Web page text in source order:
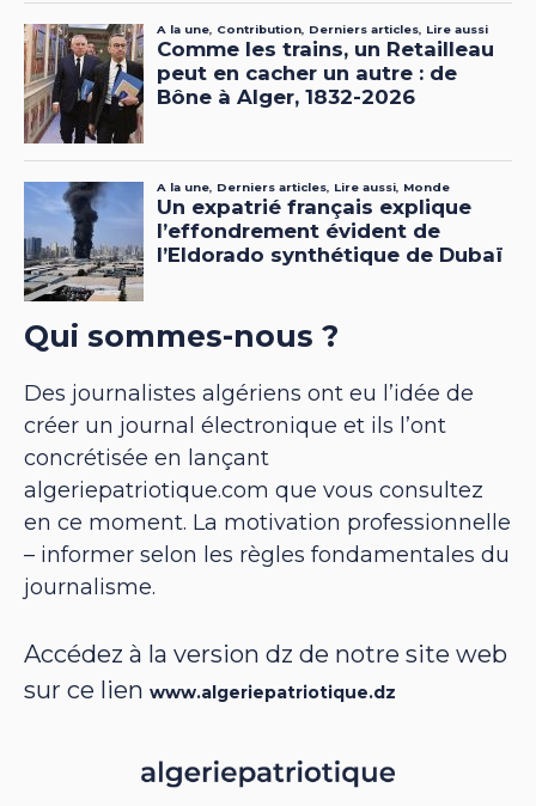
Qui sommes-nous ?
Des journalistes algériens ont eu l’idée de
créer un journal électronique et ils l’ont
concrétisée en lançant
algeriepatriotique.com que vous consultez
en ce moment. La motivation professionnelle
– informer selon les règles fondamentales du
journalisme.
Accédez à la version dz de notre site web
sur ce lien www.algeriepatriotique.dz